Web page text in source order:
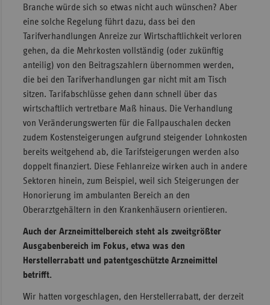
Branche würde sich so etwas nicht auch wünschen? Aber
eine solche Regelung führt dazu, dass bei den
Tarifverhandlungen Anreize zur Wirtschaftlichkeit verloren
gehen, da die Mehrkosten vollständig (oder zukünftig
anteilig) von den Beitragszahlern übernommen werden,
die bei den Tarifverhandlungen gar nicht mit am Tisch
sitzen. Tarifabschlüsse gehen dann schnell über das
wirtschaftlich vertretbare Maß hinaus. Die Verhandlung
von Veränderungswerten für die Fallpauschalen decken
zudem Kostensteigerungen aufgrund steigender Lohnkosten
bereits weitgehend ab, die Tarifsteigerungen werden also
doppelt finanziert. Diese Fehlanreize wirken auch in andere
Sektoren hinein, zum Beispiel, weil sich Steigerungen der
Honorierung im ambulanten Bereich an den
Oberarztgehältern in den Krankenhäusern orientieren.
Auch der Arzneimittelbereich steht als zweitgrößter
Ausgabenbereich im Fokus, etwa was den
Herstellerrabatt und patentgeschützte Arzneimittel
betrifft.
Wir hatten vorgeschlagen, den Herstellerrabatt, der derzeit